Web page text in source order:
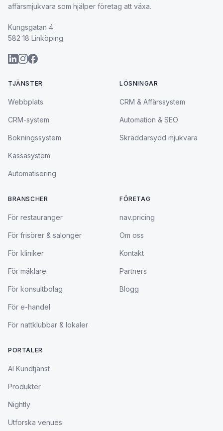
affärsmjukvara som hjälper företag att växa.
Kungsgatan 4
582 18 Linköping
TJÄNSTER
Webbplats
CRM-system
Bokningssystem
Kassasystem
Automatisering
LÖSNINGAR
CRM & Affärssystem
Automation & SEO
Skräddarsydd mjukvara
BRANSCHER
För restauranger
För frisörer & salonger
För kliniker
För mäklare
För konsultbolag
För e-handel
För nattklubbar & lokaler
FÖRETAG
nav.pricing
Om oss
Kontakt
Partners
Blogg
PORTALER
AI Kundtjänst
Produkter
Nightly
Utforska venues